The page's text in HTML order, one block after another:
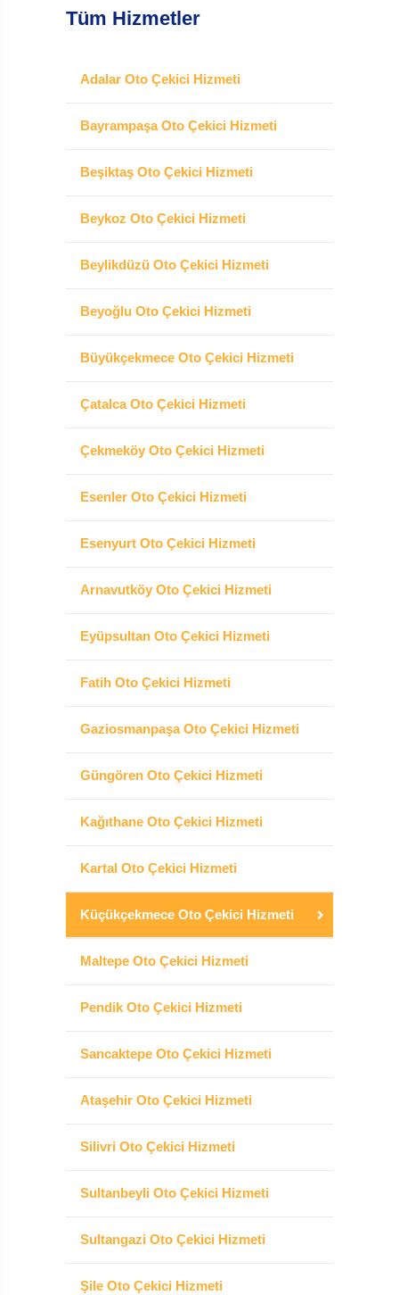
Tüm Hizmetler
Adalar Oto Çekici Hizmeti
Bayrampaşa Oto Çekici Hizmeti
Beşiktaş Oto Çekici Hizmeti
Beykoz Oto Çekici Hizmeti
Beylikdüzü Oto Çekici Hizmeti
Beyoğlu Oto Çekici Hizmeti
Büyükçekmece Oto Çekici Hizmeti
Çatalca Oto Çekici Hizmeti
Çekmeköy Oto Çekici Hizmeti
Esenler Oto Çekici Hizmeti
Esenyurt Oto Çekici Hizmeti
Arnavutköy Oto Çekici Hizmeti
Eyüpsultan Oto Çekici Hizmeti
Fatih Oto Çekici Hizmeti
Gaziosmanpaşa Oto Çekici Hizmeti
Güngören Oto Çekici Hizmeti
Kağıthane Oto Çekici Hizmeti
Kartal Oto Çekici Hizmeti
Küçükçekmece Oto Çekici Hizmeti
Maltepe Oto Çekici Hizmeti
Pendik Oto Çekici Hizmeti
Sancaktepe Oto Çekici Hizmeti
Ataşehir Oto Çekici Hizmeti
Silivri Oto Çekici Hizmeti
Sultanbeyli Oto Çekici Hizmeti
Sultangazi Oto Çekici Hizmeti
Şile Oto Çekici Hizmeti